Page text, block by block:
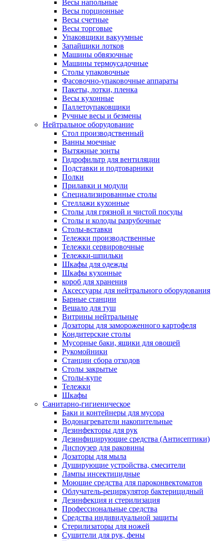
Весы напольные
Весы порционные
Весы счетные
Весы торговые
Упаковщики вакуумные
Запайщики лотков
Машины обвязочные
Машины термоусадочные
Столы упаковочные
Фасовочно-упаковочные аппараты
Пакеты, лотки, пленка
Весы кухонные
Паллетоупаковщики
Ручные весы и безмены
Нейтральное оборудование
Cтол производственный
Ванны моечные
Вытяжные зонты
Гидрофильтр для вентиляции
Подставки и подтоварники
Полки
Прилавки и модули
Специализированные столы
Стеллажи кухонные
Столы для грязной и чистой посуды
Столы и колоды разрубочные
Столы-вставки
Тележки производственные
Тележки сервировочные
Тележки-шпильки
Шкафы для одежды
Шкафы кухонные
короб для хранения
Аксессуары для нейтрального оборудования
Барные станции
Вешало для туш
Витрины нейтральные
Дозаторы для замороженного картофеля
Кондитерские столы
Мусорные баки, ящики для овощей
Рукомойники
Станции сбора отходов
Столы закрытые
Столы-купе
Тележки
Шкафы
Санитарно-гигиеническое
Баки и контейнеры для мусора
Водонагреватели накопительные
Дезинфекторы для рук
Дезинфицирующие средства (Антисептики)
Диспоузер для раковины
Дозаторы для мыла
Душирующие устройства, смесители
Лампы инсектицидные
Моющие средства для пароконвектоматов
Облучатель-рециркулятор бактерицидный
Дезинфекция и стерилизация
Профессиональные средства
Средства индивидуальной защиты
Стерилизаторы для ножей
Сушители для рук, фены